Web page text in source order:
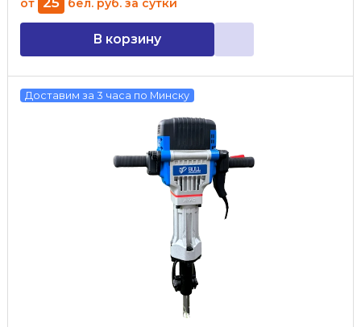
от бел. руб. за сутки
В корзину
Доставим за 3 часа по Минску